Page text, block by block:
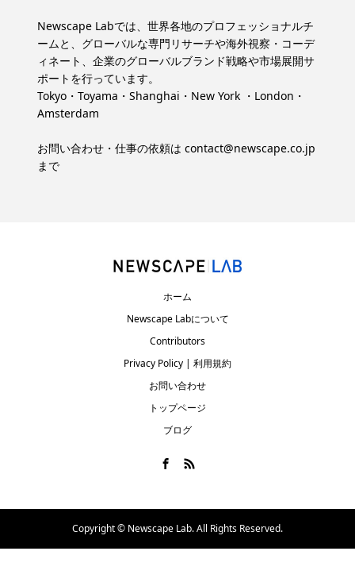
Newscape Labでは、世界各地のプロフェッショナルチ
ームと、グローバルな専門リサーチや海外視察・コーデ
ィネート、企業のグローバルブランド戦略や市場展開サ
ポートを行っています。
Tokyo・Toyama・Shanghai・New York ・London・
Amsterdam
お問い合わせ・仕事の依頼は contact@newscape.co.jp
まで
ホーム
Newscape Labについて
Contributors
Privacy Policy | 利用規約
お問い合わせ
トップページ
ブログ
Copyright © Newscape Lab. All Rights Reserved.